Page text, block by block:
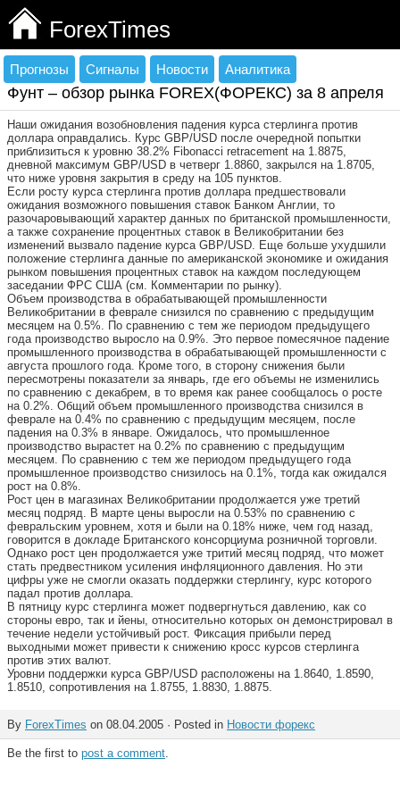
ForexTimes
Прогнозы Сигналы Новости Аналитика
Фунт – обзор рынка FOREX(ФОРЕКС) за 8 апреля
Наши ожидания возобновления падения курса стерлинга против
доллара оправдались. Курс GBP/USD после очередной попытки
приблизиться к уровню 38.2% Fibonacci retracement на 1.8875,
дневной максимум GBP/USD в четверг 1.8860, закрылся на 1.8705,
что ниже уровня закрытия в среду на 105 пунктов.
Если росту курса стерлинга против доллара предшествовали
ожидания возможного повышения ставок Банком Англии, то
разочаровывающий характер данных по британской промышленности,
а также сохранение процентных ставок в Великобритании без
изменений вызвало падение курса GBP/USD. Еще больше ухудшили
положение стерлинга данные по американской экономике и ожидания
рынком повышения процентных ставок на каждом последующем
заседании ФРС США (см. Комментарии по рынку).
Объем производства в обрабатывающей промышленности
Великобритании в феврале снизился по сравнению с предыдущим
месяцем на 0.5%. По сравнению с тем же периодом предыдущего
года производство выросло на 0.9%. Это первое помесячное падение
промышленного производства в обрабатывающей промышленности с
августа прошлого года. Кроме того, в сторону снижения были
пересмотрены показатели за январь, где его объемы не изменились
по сравнению с декабрем, в то время как ранее сообщалось о росте
на 0.2%. Общий объем промышленного производства снизился в
феврале на 0.4% по сравнению с предыдущим месяцем, после
падения на 0.3% в январе. Ожидалось, что промышленное
производство вырастет на 0.2% по сравнению с предыдущим
месяцем. По сравнению с тем же периодом предыдущего года
промышленное производство снизилось на 0.1%, тогда как ожидался
рост на 0.8%.
Рост цен в магазинах Великобритании продолжается уже третий
месяц подряд. В марте цены выросли на 0.53% по сравнению с
февральским уровнем, хотя и были на 0.18% ниже, чем год назад,
говорится в докладе Британского консорциума розничной торговли.
Однако рост цен продолжается уже тритий месяц подряд, что может
стать предвестником усиления инфляционного давления. Но эти
цифры уже не смогли оказать поддержки стерлингу, курс которого
падал против доллара.
В пятницу курс стерлинга может подвергнуться давлению, как со
стороны евро, так и йены, относительно которых он демонстрировал в
течение недели устойчивый рост. Фиксация прибыли перед
выходными может привести к снижению кросс курсов стерлинга
против этих валют.
Уровни поддержки курса GBP/USD расположены на 1.8640, 1.8590,
1.8510, сопротивления на 1.8755, 1.8830, 1.8875.
By ForexTimes on 08.04.2005 · Posted in Новости форекс
Be the first to post a comment.